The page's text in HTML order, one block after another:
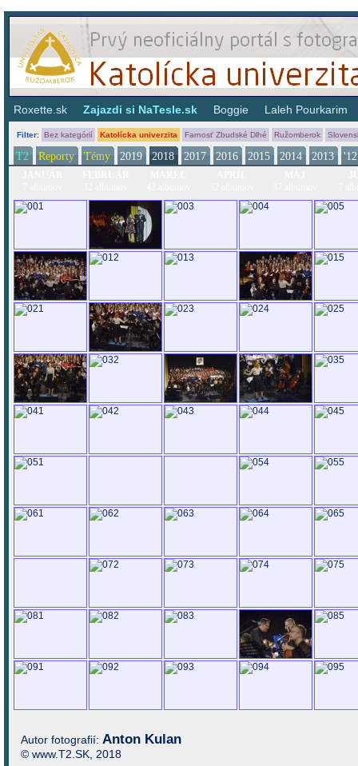
Roxette.sk | Zajazdi si NaTesle.sk | Boggie | Laleh Pourkarim
Filter: Bez kategórií Katolícka univerzita Farnosť Zbudské Dlhé Ružomberok
T2 Reporty Témy 2019 2018 2017 2016 2015 2014 2013 '12
Autor fotografií: Anton Kulan
© www.T2.SK, 2018